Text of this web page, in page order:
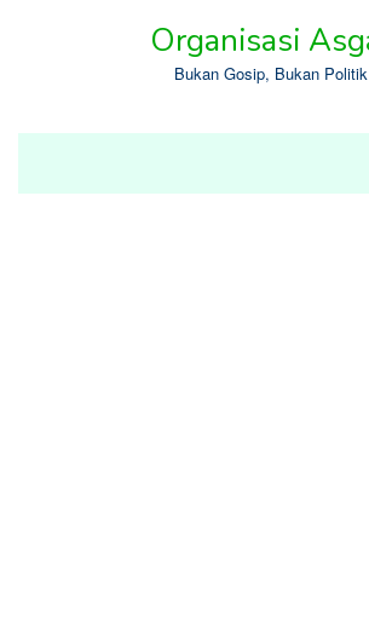
Organisasi
Bukan Gosip, Bukan Politik